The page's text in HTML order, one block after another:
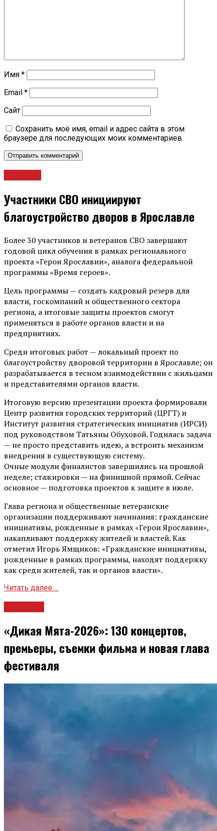
Имя *
Email *
Сайт
Сохранить моё имя, email и адрес сайта в этом
браузере для последующих моих комментариев.
Участники СВО инициируют
благоустройство дворов в Ярославле
Более 30 участников и ветеранов СВО завершают
годовой цикл обучения в рамках регионального
проекта «Герои Ярославии», аналога федеральной
программы «Время героев».
Цель программы — создать кадровый резерв для
власти, госкомпаний и общественного сектора
региона, а итоговые защиты проектов смогут
применяться в работе органов власти и на
предприятиях.
Среди итоговых работ — локальный проект по
благоустройству дворовой территории в Ярославле; он
разрабатывается в тесном взаимодействии с жильцами
и представителями органов власти.
Итоговую версию презентации проекта формировали
Центр развития городских территорий (ЦРГТ) и
Институт развития стратегических инициатив (ИРСИ)
под руководством Татьяны Обуховой. Годилась задача
— не просто представить идею, а встроить механизм
внедрения в существующую систему.
Очные модули финалистов завершились на прошлой
неделе; стажировки — на финишной прямой. Сейчас
основное — подготовка проектов к защите в июле.
Глава региона и общественные ветеранские
организации поддерживают начинания: гражданские
инициативы, рожденные в рамках «Герои Ярославии»,
накапливают поддержку жителей и властей. Как
отметил Игорь Ямщиков: «Гражданские инициативы,
рожденные в рамках программы, находят поддержку
как среди жителей, так и органов власти».
Читать далее ...
«Дикая Мята-2026»: 130 концертов,
премьеры, съемки фильма и новая глава
фестиваля